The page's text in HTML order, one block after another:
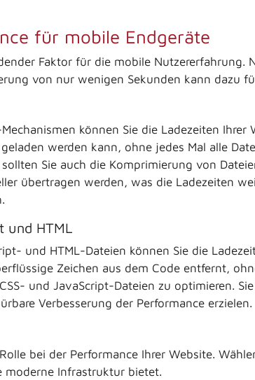
für mobile Endgeräte
Faktor für die mobile
von nur wenigen Sekunden kann dazu
können Sie die Ladezeiten
werden kann, ohne jedes Mal alle
Sie auch die Komprimierung von
übertragen werden, was die Ladezeiten
und HTML
und HTML-Dateien können Sie die
Zeichen aus dem Code entfernt,
und JavaScript-Dateien zu optimieren.
Verbesserung der Performance erzielen.
bei der Performance Ihrer Website.
moderne Infrastruktur bietet.